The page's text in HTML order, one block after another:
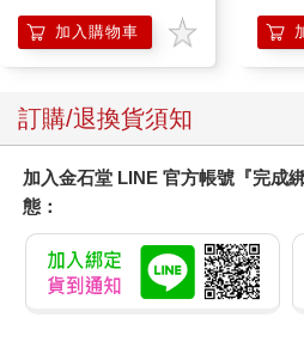
加入購物車
訂購/退換貨須知
加入金石堂 LINE 官方帳號『完成
態：